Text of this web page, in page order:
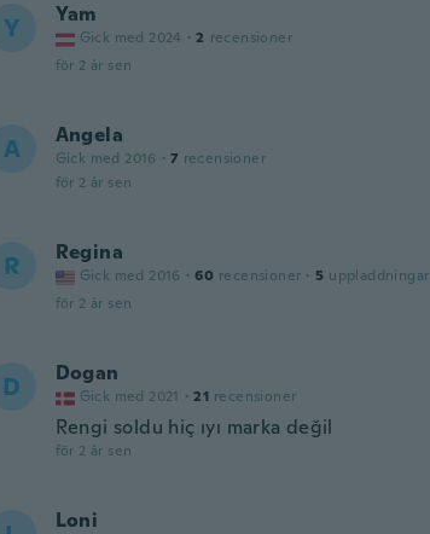
Y Yam
Gick med 2024 · 2 recensioner
för 2 år sen
A Angela
Gick med 2016 · 7 recensioner
för 2 år sen
R Regina
Gick med 2016 · 60 recensioner · 5 uppladdningar
för 2 år sen
D Dogan
Gick med 2021 · 21 recensioner
Rengi soldu hiç ıyı marka değil
för 2 år sen
Loni